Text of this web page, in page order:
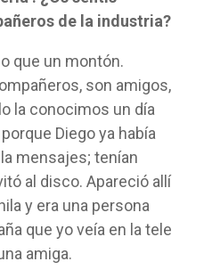
de la industria?
que un montón.
son amigos,
la conocimos un día
Diego ya había
mensajes; tenían
al disco. Apareció allí
y era una persona
que yo veía en la tele
amiga.